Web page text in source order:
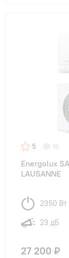
5 15
Energolux
LAUSANNE
2350 Вт
23 дБ
27 200 ₽